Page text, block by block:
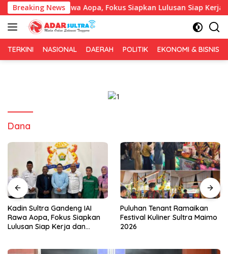
Langsung
ke
konten
Breaking News
IAI Rawa Aopa, Fokus Siapkan Lulusan Siap Kerja dan
TERKINI NASIONAL DAERAH POLITIK EKONOMI & BISNIS
Dana
Puluhan Tenant Ramaikan
Festival Kuliner Sultra Maimo
2026
Tiga Kabupaten Sultra
Nikmati Layanan Imigrasi
Terintegrasi